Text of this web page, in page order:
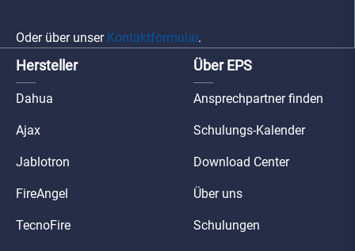
Oder über unser Kontaktformular.
Hersteller
Dahua
Ajax
Jablotron
FireAngel
TecnoFire
Über EPS
Ansprechpartner finden
Schulungs-Kalender
Download Center
Über uns
Schulungen